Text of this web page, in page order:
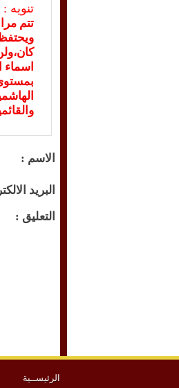
تنويه :
تتم
اسماء
الاسم :
البريد
التعليق :
الرئيســية